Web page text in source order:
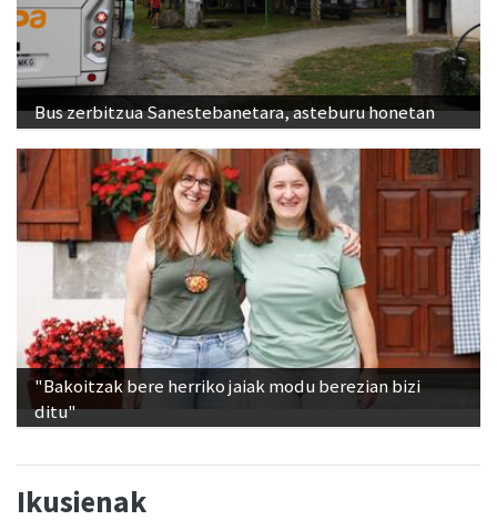
Bus zerbitzua Sanestebanetara, asteburu honetan
"Bakoitzak bere herriko jaiak modu berezian bizi
ditu"
Ikusienak